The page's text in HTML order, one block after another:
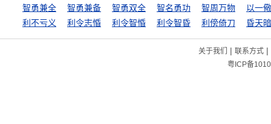
智勇兼全 智勇兼备 智勇双全 智名勇功 智周万物
以一
利不亏义
利令志惛 利令智惛 利令智昏 利傍倚刀 昏天
关于我们 | 联系方式|
粤ICP备